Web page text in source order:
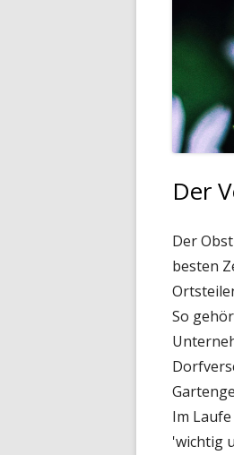
Der
Der
besten
So
Im
'wichtig